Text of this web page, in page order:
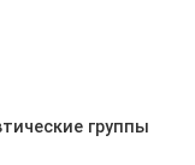
группы